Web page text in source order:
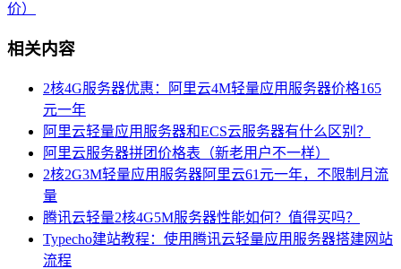
价）
相关内容
2核4G服务器优惠：阿里云4M轻量应用服务器价格165
元一年
阿里云轻量应用服务器和ECS云服务器有什么区别？
阿里云服务器拼团价格表（新老用户不一样）
2核2G3M轻量应用服务器阿里云61元一年，不限制月流
量
腾讯云轻量2核4G5M服务器性能如何？值得买吗？
Typecho建站教程：使用腾讯云轻量应用服务器搭建网站
流程